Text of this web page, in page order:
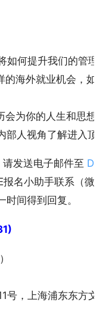
如何提升我们的管理
的海外就业机会，如
会为你的人生和思想
部人视角了解进入顶
发送电子邮件至
名小助手联系（微
间得到回复。
号，上海浦东东方文